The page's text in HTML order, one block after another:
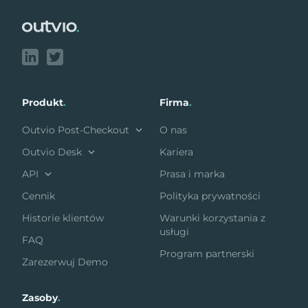
Produkt.
Outvio Post-Checkout
Outvio Desk
API
Cennik
Historie klientów
FAQ
Zarezerwuj Demo
Firma.
O nas
Kariera
Prasa i marka
Polityka prywatności
Warunki korzystania z
usługi
Program partnerski
Zasoby.